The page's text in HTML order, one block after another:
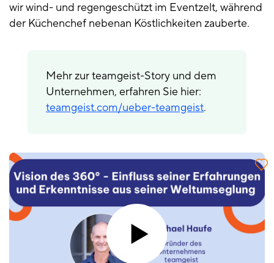
wir wind- und regengeschützt im Eventzelt, während
der Küchenchef nebenan Köstlichkeiten zauberte.
Mehr zur teamgeist-Story und dem
Unternehmen, erfahren Sie hier:
teamgeist.com/ueber-teamgeist.